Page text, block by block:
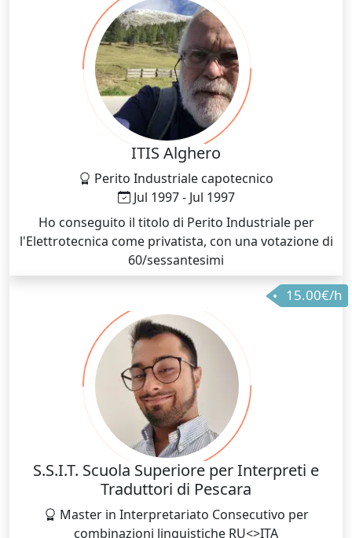
ITIS Alghero
Perito Industriale capotecnico
Jul 1997 - Jul 1997
Ho conseguito il titolo di Perito Industriale per
l'Elettrotecnica come privatista, con una votazione di
60/sessantesimi
15.00€/h
S.S.I.T. Scuola Superiore per Interpreti e
Traduttori di Pescara
combinazioni linguistiche RU<>ITA